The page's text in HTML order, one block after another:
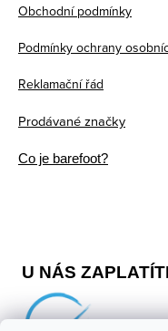
Obchodní podmínky
Podmínky ochrany
Reklamační řád
Prodávané značky
Co je barefoot?
U NÁS